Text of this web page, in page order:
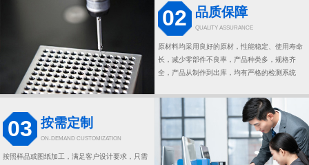
02 品质保障
QUALITY ASSURANCE
原材料均采用良好的原材，性能稳定、使用寿命
长，减少零部件不良率，产品种类多，规格齐
全，产品从制作到出库，均有严格的检测系统
03 按需定制
ON-DEMAND CUSTOMIZATION
按照样品或图纸加工，满足客户设计要求，只需